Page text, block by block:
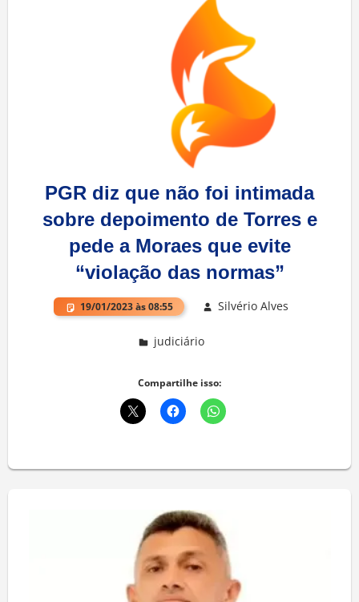
PGR diz que não foi intimada
sobre depoimento de Torres e
pede a Moraes que evite
“violação das normas”
19/01/2023 às 08:55 Silvério Alves
judiciário
Compartilhe isso: